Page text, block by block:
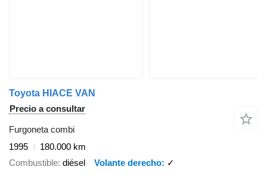
Toyota HIACE VAN
Precio a consultar
Furgoneta combi
1995
180.000 km
Combustible diésel Volante derecho ✓